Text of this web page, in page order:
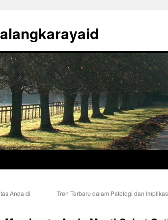
Anda di
Tren Terbaru dalam Patologi dan